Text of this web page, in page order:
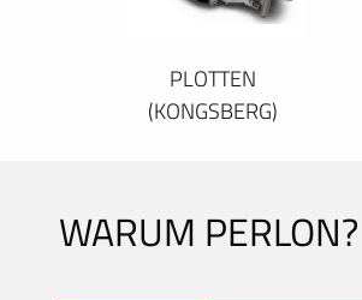
PLOTTEN
(KONGSBERG)
WARUM PERLON?